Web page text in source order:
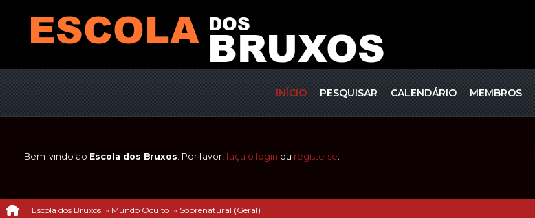
INÍCIO PESQUISAR CALENDÁRIO MEMBROS
Bem-vindo ao Escola dos Bruxos. Por favor, faça o login ou registe-se.
Escola dos Bruxos » Mundo Oculto » Sobrenatural (Geral)